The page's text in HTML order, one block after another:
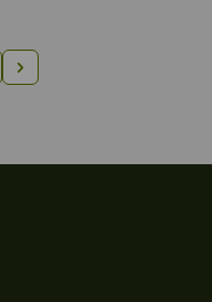
Następna strona